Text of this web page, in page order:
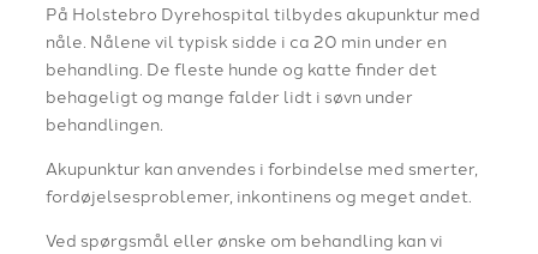
På Holstebro Dyrehospital tilbydes akupunktur med
nåle. Nålene vil typisk sidde i ca 20 min under en
behandling. De fleste hunde og katte finder det
behageligt og mange falder lidt i søvn under
behandlingen.
​Akupunktur kan anvendes i forbindelse med smerter,
fordøjelsesproblemer, inkontinens og meget andet.
Ved spørgsmål eller ønske om behandling kan vi